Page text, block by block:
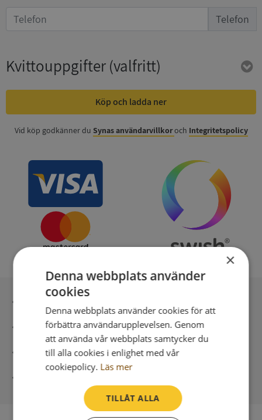
Telefon
Kvittouppgifter(valfritt)
Köp och ladda ner
Vid köp godkänner du Synas användarvillkoroch Integritetspolicy
Säker betalning med stripe
Direkt digital leverans
×
Denna webbplats använder
cookies
Denna webbplats använder cookies för att
förbättra användarupplevelsen. Genom
att använda vår webbplats samtycker du
till alla cookies i enlighet med vår
cookiepolicy. Läs mer
TILLÅT ALLA